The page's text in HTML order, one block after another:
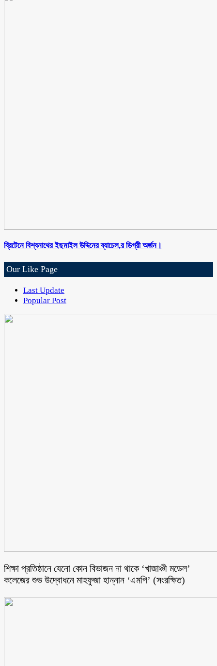
ব্রিটেনে বিশ্বনাথের ইছমাইল উদ্দিনের ব্যাচেল,র ডিগ্রী অর্জন।
Our Like Page
Last Update
Popular Post
শিক্ষা প্রতিষ্ঠানে যেনো কোন বিভাজন না থাকে ‘খাজাঞ্চী মডেল’
কলেজের শুভ উদ্বোধনে মাহফুজা হান্নান ‘এমপি’ (সংরক্ষিত)